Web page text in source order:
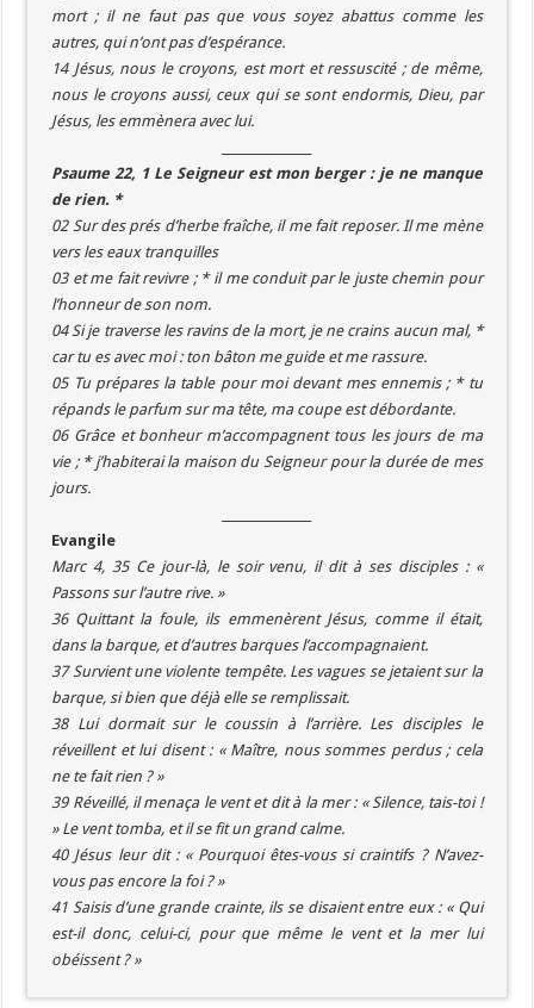
mort ; il ne faut pas que vous soyez abattus comme les
autres, qui n’ont pas d’espérance.
14 Jésus, nous le croyons, est mort et ressuscité ; de même,
nous le croyons aussi, ceux qui se sont endormis, Dieu, par
Jésus, les emmènera avec lui.
Psaume 22, 1 Le Seigneur est mon berger : je ne manque
de rien. *
02 Sur des prés d’herbe fraîche, il me fait reposer. Il me mène
vers les eaux tranquilles
03 et me fait revivre ; * il me conduit par le juste chemin pour
l’honneur de son nom.
04 Si je traverse les ravins de la mort, je ne crains aucun mal, *
car tu es avec moi : ton bâton me guide et me rassure.
05 Tu prépares la table pour moi devant mes ennemis ; * tu
répands le parfum sur ma tête, ma coupe est débordante.
06 Grâce et bonheur m’accompagnent tous les jours de ma
vie ; * j’habiterai la maison du Seigneur pour la durée de mes
jours.
Evangile
Marc 4, 35 Ce jour-là, le soir venu, il dit à ses disciples : «
Passons sur l’autre rive. »
36 Quittant la foule, ils emmenèrent Jésus, comme il était,
dans la barque, et d’autres barques l’accompagnaient.
37 Survient une violente tempête. Les vagues se jetaient sur la
barque, si bien que déjà elle se remplissait.
38 Lui dormait sur le coussin à l’arrière. Les disciples le
réveillent et lui disent : « Maître, nous sommes perdus ; cela
ne te fait rien ? »
39 Réveillé, il menaça le vent et dit à la mer : « Silence, tais-toi !
» Le vent tomba, et il se fit un grand calme.
40 Jésus leur dit : « Pourquoi êtes-vous si craintifs ? N’avez-
vous pas encore la foi ? »
41 Saisis d’une grande crainte, ils se disaient entre eux : « Qui
est-il donc, celui-ci, pour que même le vent et la mer lui
obéissent ? »